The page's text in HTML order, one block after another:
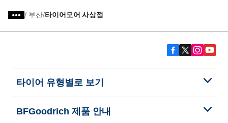
/ 부산 타이어모어 사상점
타이어 유형별로 보기
BFGoodrich 제품 안내